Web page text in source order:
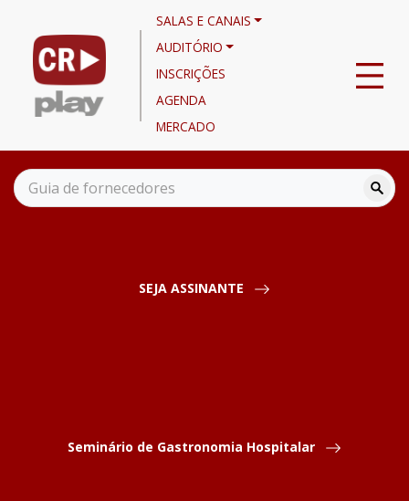
SALAS E CANAIS
AUDITÓRIO
INSCRIÇÕES
AGENDA
MERCADO
SEJA ASSINANTE
Seminário de Gastronomia Hospitalar
Canais Noticiário Friboi Food Solutions - A JBS no Food Service